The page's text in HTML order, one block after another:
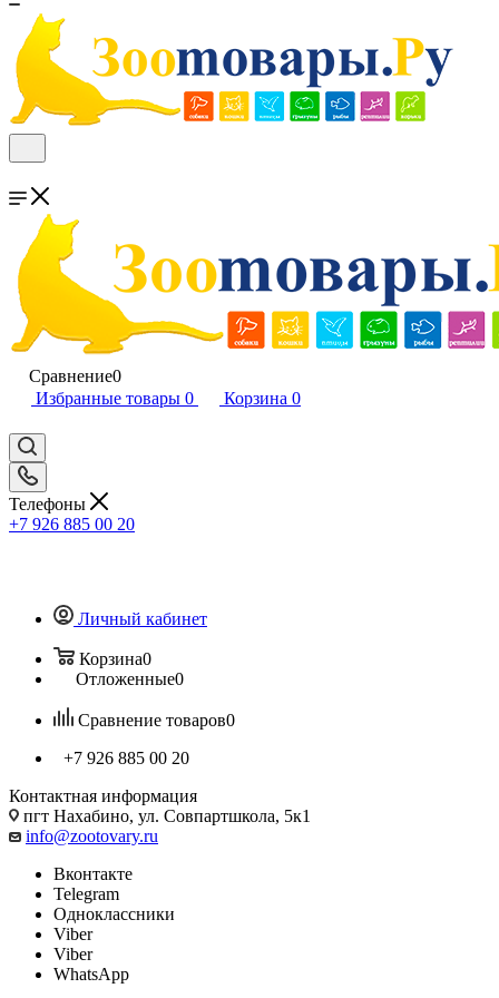
Сравнение0
Избранные товары 0 Корзина 0
Телефоны
+7 926 885 00 20
Личный кабинет
Корзина0
Отложенные0
Сравнение товаров0
+7 926 885 00 20
Контактная информация
пгт Нахабино, ул. Совпартшкола, 5к1
info@zootovary.ru
Вконтакте
Telegram
Одноклассники
Viber
Viber
WhatsApp